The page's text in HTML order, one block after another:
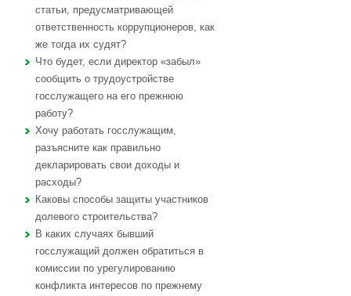
статьи, предусматривающей
ответственность коррупционеров, как
же тогда их судят?
Что будет, если директор «забыл»
сообщить о трудоустройстве
госслужащего на его прежнюю
работу?
Хочу работать госслужащим,
разъясните как правильно
декларировать свои доходы и
расходы?
Каковы способы защиты участников
долевого строительства?
В каких случаях бывший
госслужащий должен обратиться в
комиссии по урегулированию
конфликта интересов по прежнему